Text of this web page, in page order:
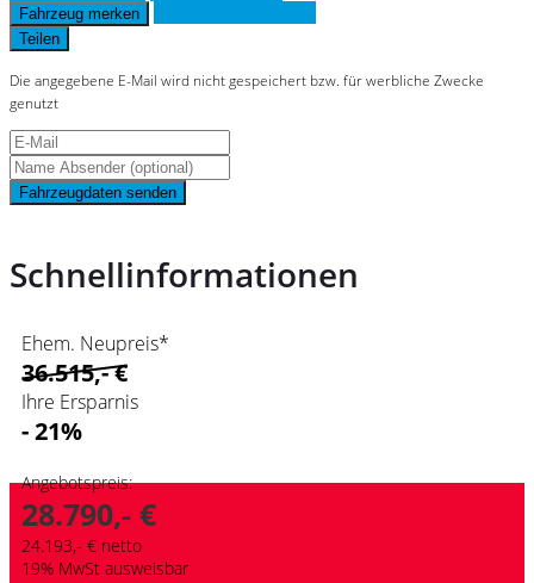
Fahrzeug merken
Teilen
Die angegebene E-Mail wird nicht gespeichert bzw. für werbliche Zwecke
genutzt
Fahrzeugdaten senden
Schnellinformationen
Ehem. Neupreis*
36.515,- €
Ihre Ersparnis
- 21%
Angebotspreis:
28.790,- €
24.193,- € netto
19% MwSt ausweisbar